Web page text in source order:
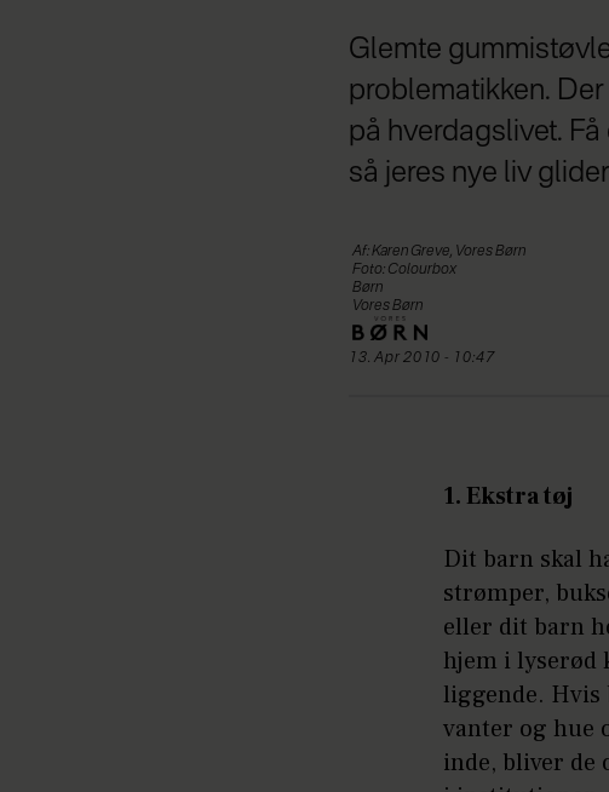
Glemte
problematikken.
på hverdagslivet.
så jeres nye liv
Af: Karen Greve, Vores Børn
Foto: Colourbox
Børn
Vores Børn
13. Apr 2010 - 10:47
1. Ekstra tøj
Dit barn skal
strømper,
eller dit barn
hjem i lyserød
liggende. Hvis
vanter og hue
inde, bliver de